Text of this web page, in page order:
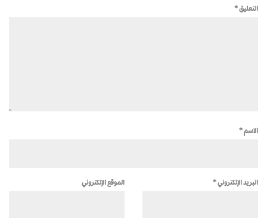
التعليق*
الاسم*
البريد الإلكتروني* الموقع الإلكتروني